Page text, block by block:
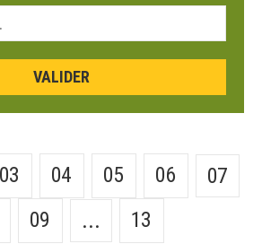
03 04 05 06
07
09 ... 13